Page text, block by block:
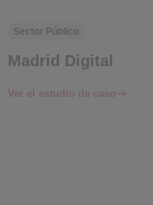
Sector Público
Madrid Digital
Ver el estudio de caso